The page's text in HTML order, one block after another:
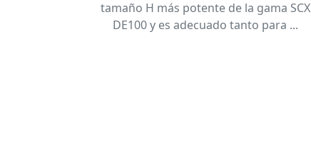
tamaño H más potente de la gama SCX
DE100 y es adecuado tanto para ...